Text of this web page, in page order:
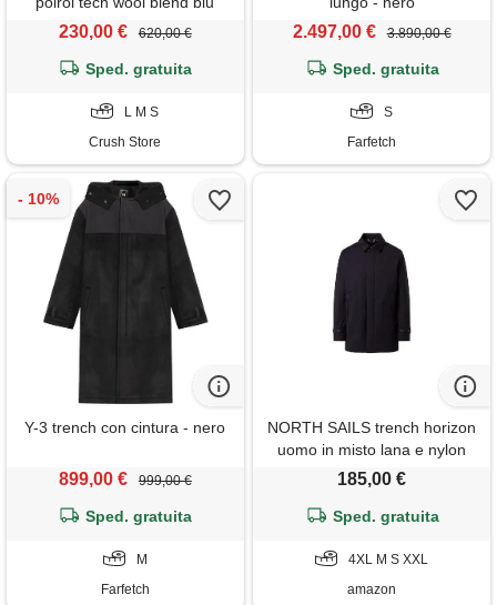
230,00 € 620,00 €
Sped. gratuita
L M S
Crush Store
2.497,00 € 3.890,00 €
Sped. gratuita
S
Farfetch
Y-3 trench con cintura - nero
899,00 € 999,00 €
Sped. gratuita
M
Farfetch
NORTH SAILS trench horizon
uomo in misto lana e nylon
185,00 €
Sped. gratuita
4XL M S XXL
amazon